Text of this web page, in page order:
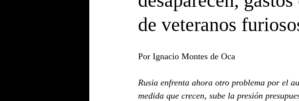
de veteranos
Por Ignacio Montes de Oca
Rusia enfrenta ahora otro problema por el
medida que crecen, sube la presión